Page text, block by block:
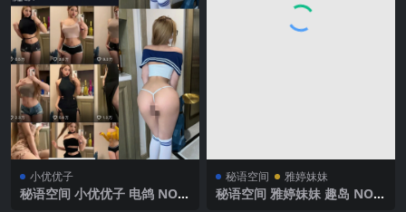
小优优子
秘语空间 小优优子 电鸽 NO.0
秘语空间 雅婷妹妹
秘语空间 雅婷妹妹 趣岛 NO.0